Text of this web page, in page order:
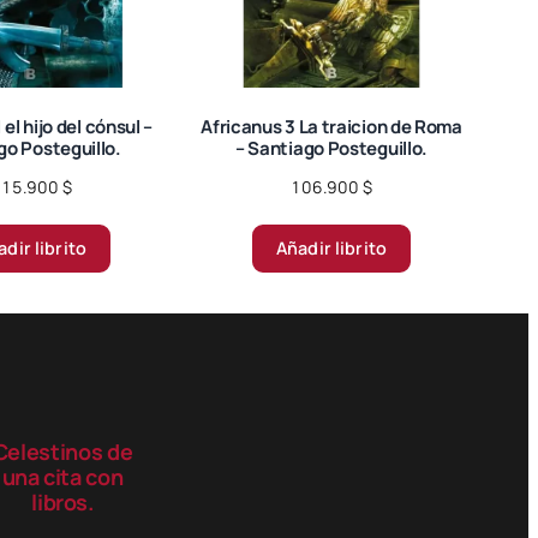
producto
producto
hijo del cónsul –
Posteguillo.
$
librito
Africanus 3 La traicion de Roma
– Santiago Posteguillo.
106.900 $
Añadir librito
de
una cita con
libros.